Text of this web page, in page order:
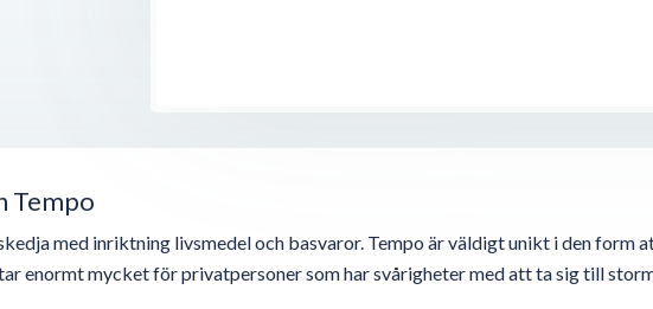
Tempo
med inriktning livsmedel och basvaror. Tempo är väldigt unikt i den
enormt mycket för privatpersoner som har svårigheter med att ta sig till